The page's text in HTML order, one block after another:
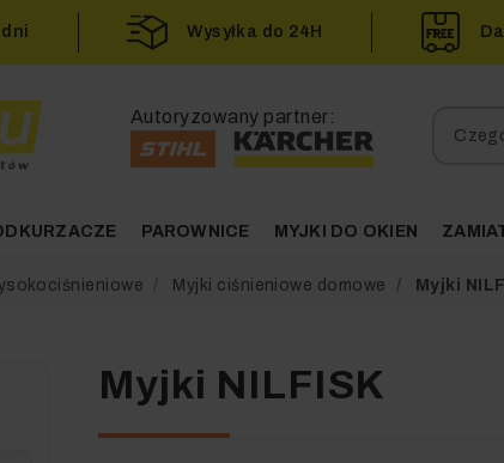
Wysyłka do 24H
Autoryzowany partner:
PAROWNICE MYJKI DO OKIEN
Myjki ciśnieniowe domowe Myjki
Myjki NILFISK